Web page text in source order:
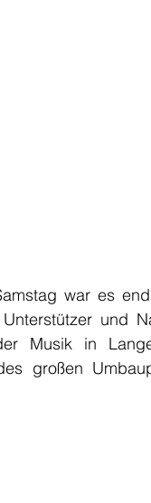
war es
Unterstützer und
Musik in
großen